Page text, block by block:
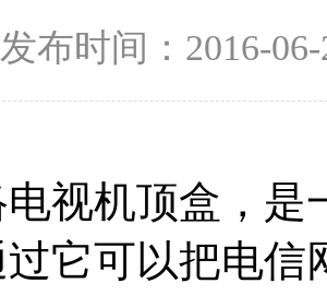
发布时间：2016-
视机顶盒，是
它可以把电信